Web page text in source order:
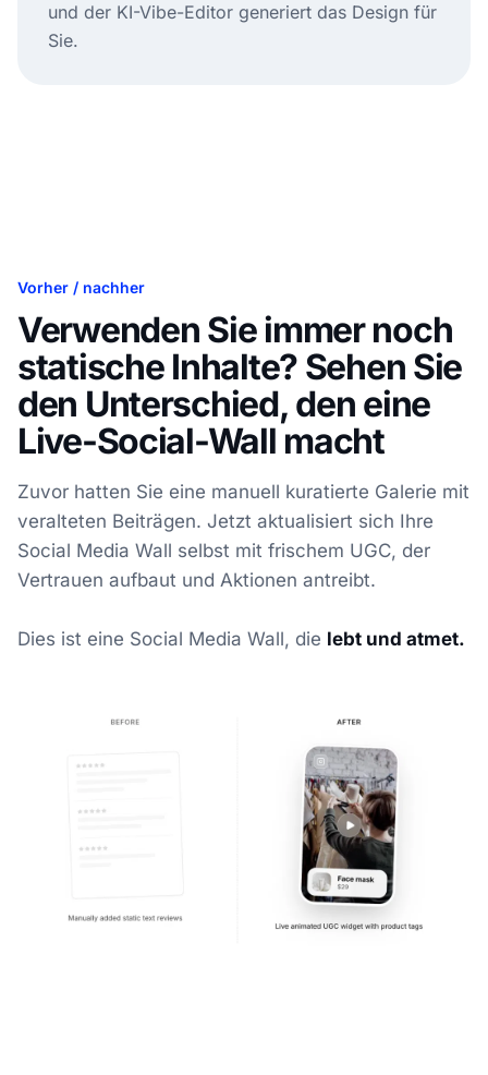
und der KI-Vibe-Editor generiert das Design für
Sie.
Vorher / nachher
Verwenden Sie immer noch
statische Inhalte? Sehen Sie
den Unterschied, den eine
Live-Social-Wall macht
Zuvor hatten Sie eine manuell kuratierte Galerie mit
veralteten Beiträgen. Jetzt aktualisiert sich Ihre
Social Media Wall selbst mit frischem UGC, der
Vertrauen aufbaut und Aktionen antreibt.
Dies ist eine Social Media Wall, die lebt und atmet.